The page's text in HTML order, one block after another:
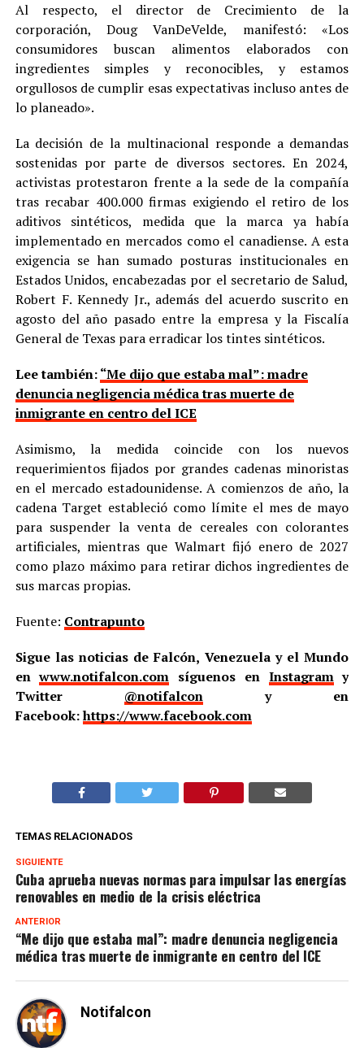
Al respecto, el director de Crecimiento de la
corporación, Doug VanDeVelde, manifestó: «Los
consumidores buscan alimentos elaborados con
ingredientes simples y reconocibles, y estamos
orgullosos de cumplir esas expectativas incluso antes de
lo planeado».
La decisión de la multinacional responde a demandas
sostenidas por parte de diversos sectores. En 2024,
activistas protestaron frente a la sede de la compañía
tras recabar 400.000 firmas exigiendo el retiro de los
aditivos sintéticos, medida que la marca ya había
implementado en mercados como el canadiense. A esta
exigencia se han sumado posturas institucionales en
Estados Unidos, encabezadas por el secretario de Salud,
Robert F. Kennedy Jr., además del acuerdo suscrito en
agosto del año pasado entre la empresa y la Fiscalía
General de Texas para erradicar los tintes sintéticos.
Lee también:“Me dijo que estaba mal”: madre
denuncia negligencia médica tras muerte de
inmigrante en centro del ICE
Asimismo, la medida coincide con los nuevos
requerimientos fijados por grandes cadenas minoristas
en el mercado estadounidense. A comienzos de año, la
cadena Target estableció como límite el mes de mayo
para suspender la venta de cereales con colorantes
artificiales, mientras que Walmart fijó enero de 2027
como plazo máximo para retirar dichos ingredientes de
sus marcas propias.
Fuente: Contrapunto
Sigue las noticias de Falcón, Venezuela y el Mundo
enwww.notifalcon.com síguenos en Instagramy
Twitter @notifalcony en
Facebook:https://www.facebook.com
TEMAS RELACIONADOS
SIGUIENTE
Cuba aprueba nuevas normas para impulsar las energías
renovables en medio de la crisis eléctrica
ANTERIOR
“Me dijo que estaba mal”: madre denuncia negligencia
médica tras muerte de inmigrante en centro del ICE
Notifalcon